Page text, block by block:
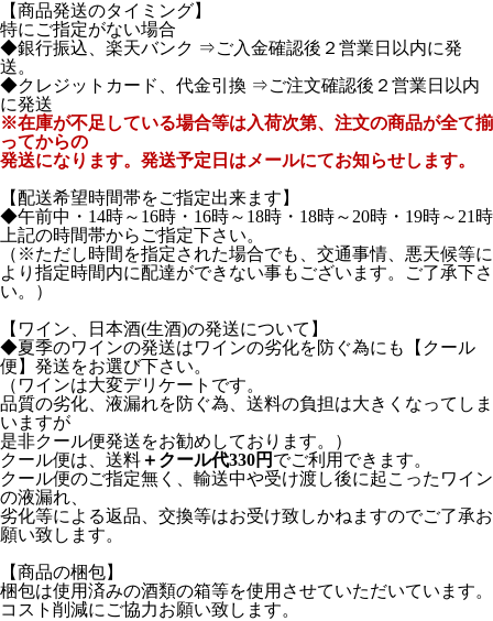
【商品発送のタイミング】
特にご指定がない場合
◆銀行振込、楽天バンク ⇒ご入金確認後２営業日以内に発
送。
◆クレジットカード、代金引換 ⇒ご注文確認後２営業日以内
に発送
※在庫が不足している場合等は入荷次第、注文の商品が全て揃
ってからの
発送になります。発送予定日はメールにてお知らせします。
【配送希望時間帯をご指定出来ます】
◆午前中・14時～16時・16時～18時・18時～20時・19時～21時
上記の時間帯からご指定下さい。
（※ただし時間を指定された場合でも、交通事情、悪天候等に
より指定時間内に配達ができない事もございます。ご了承下さ
い。）
【ワイン、日本酒(生酒)の発送について】
◆夏季のワインの発送はワインの劣化を防ぐ為にも【クール
便】発送をお選び下さい。
（ワインは大変デリケートです。
品質の劣化、液漏れを防ぐ為、送料の負担は大きくなってしま
いますが
是非クール便発送をお勧めしております。）
クール便は、送料＋クール代330円 でご利用できます。
クール便のご指定無く、輸送中や受け渡し後に起こったワイン
の液漏れ、
劣化等による返品、交換等はお受け致しかねますのでご了承お
願い致します。
【商品の梱包】
梱包は使用済みの酒類の箱等を使用させていただいています。
コスト削減にご協力お願い致します。